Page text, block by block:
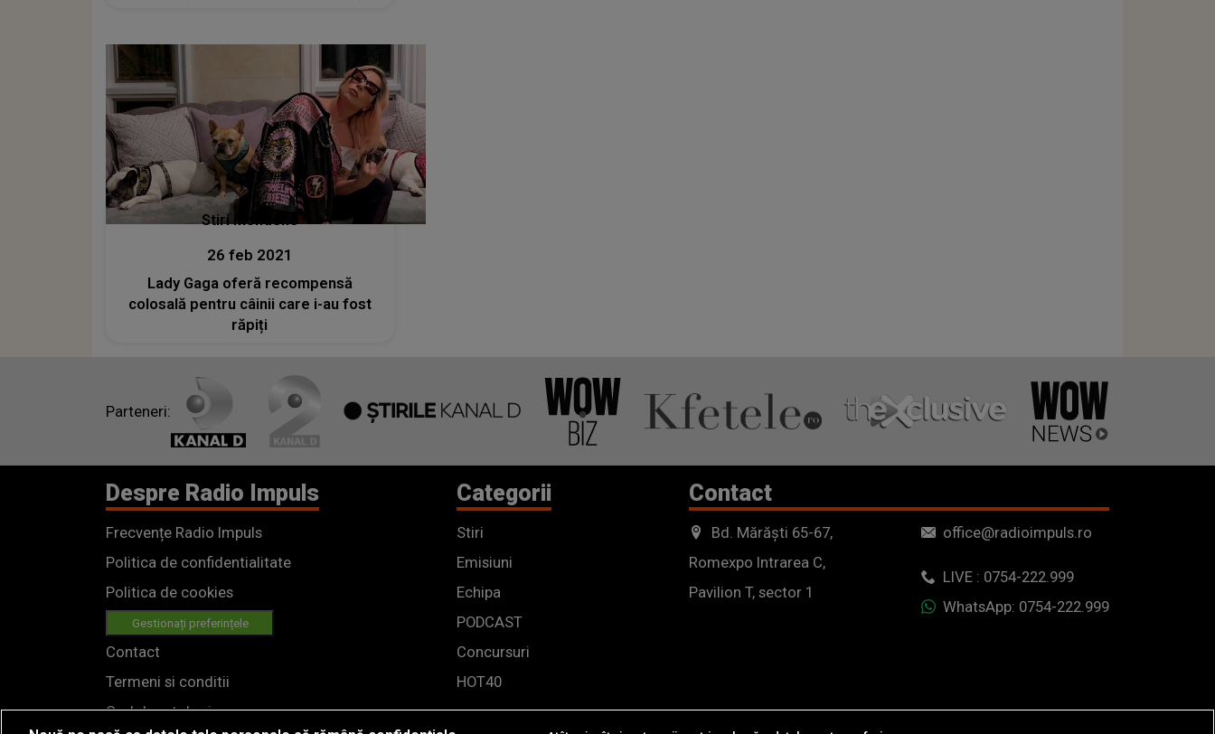
Stiri mondene
26 feb 2021
Lady Gaga oferă recompensă
colosală pentru câinii care i-au fost
răpiți
Parteneri:
Despre Radio Impuls
Frecvențe Radio Impuls
Politica de confidentialitate
Politica de cookies
Gestionați preferințele
Contact
Termeni si conditii
Cod deontologic
Categorii
Stiri
Emisiuni
Echipa
PODCAST
Concursuri
HOT40
Contact
Bd. Mărăști 65-67,
Romexpo Intrarea C,
Pavilion T, sector 1
office@radioimpuls.ro
LIVE : 0754-222.999
WhatsApp: 0754-222.999